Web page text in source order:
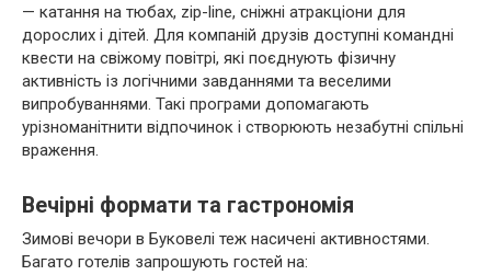
— катання на тюбах, zip-line, сніжні атракціони для
дорослих і дітей. Для компаній друзів доступні командні
квести на свіжому повітрі, які поєднують фізичну
активність із логічними завданнями та веселими
випробуваннями. Такі програми допомагають
урізноманітнити відпочинок і створюють незабутні спільні
враження.
Вечірні формати та гастрономія
Зимові вечори в Буковелі теж насичені активностями.
Багато готелів запрошують гостей на: